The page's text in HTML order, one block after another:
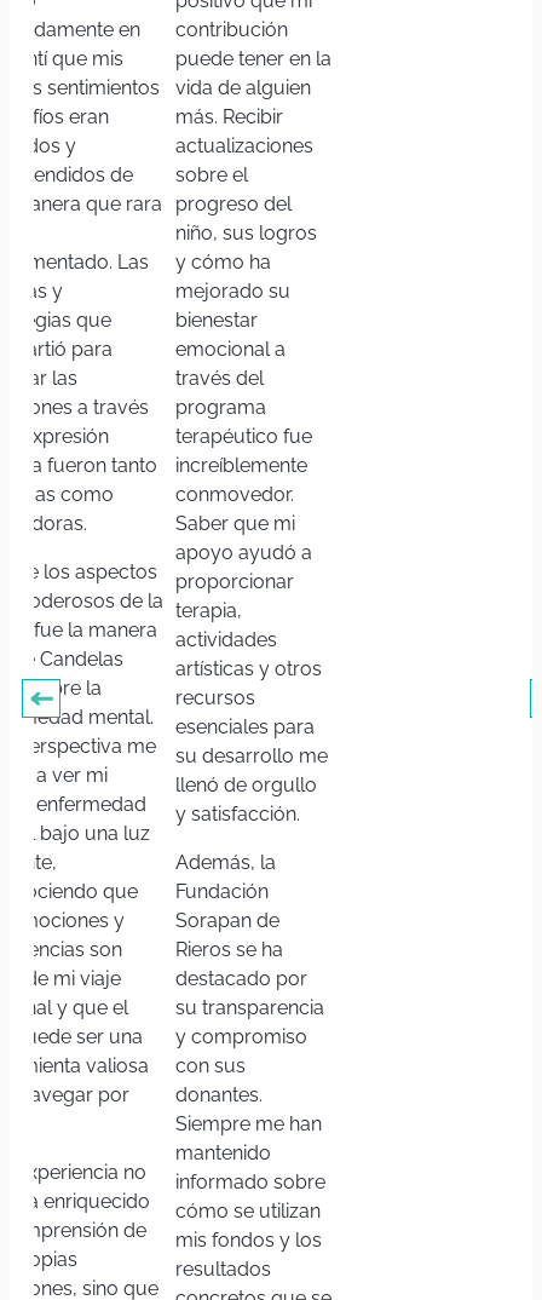
en
Sentí que mis
sentimientos
eran
y
de
manera que rara
Las
y
que
para
las
a través
expresión
fueron tanto
como
de los aspectos
poderosos de la
fue la manera
Candelas
sobre la
mental.
perspectiva me
a ver mi
enfermedad
bajo una luz
que
emociones y
son
de mi viaje
y que el
puede ser una
valiosa
navegar por
experiencia no
ha enriquecido
de
propias
sino que
contribución
puede tener en la
vida de alguien
más. Recibir
actualizaciones
sobre el
progreso del
niño, sus logros
y cómo ha
mejorado su
bienestar
emocional a
través del
programa
terapéutico fue
increíblemente
conmovedor.
Saber que mi
apoyo ayudó a
proporcionar
terapia,
actividades
artísticas y otros
recursos
esenciales para
su desarrollo me
llenó de orgullo
y satisfacción.
Además, la
Fundación
Sorapan de
Rieros se ha
destacado por
su transparencia
y compromiso
con sus
donantes.
Siempre me han
mantenido
informado sobre
cómo se utilizan
mis fondos y los
resultados